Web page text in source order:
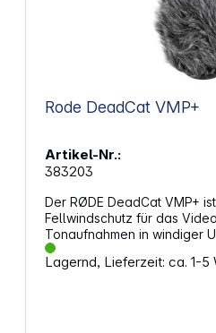
Rode DeadCat VMP+
Artikel-Nr.:
383203
Der RØDE DeadCat VMP+
Fellwindschutz für das
Tonaufnahmen in windiger
Mikrofon-Windschutz
Verringerung von
Lagernd, Lieferzeit: ca. 1-5